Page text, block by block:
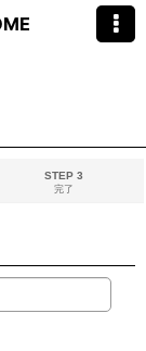
STEP 3
完了